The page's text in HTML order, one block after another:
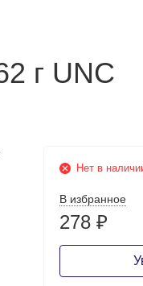
г UNC
Нет в
В избранное
278 ₽